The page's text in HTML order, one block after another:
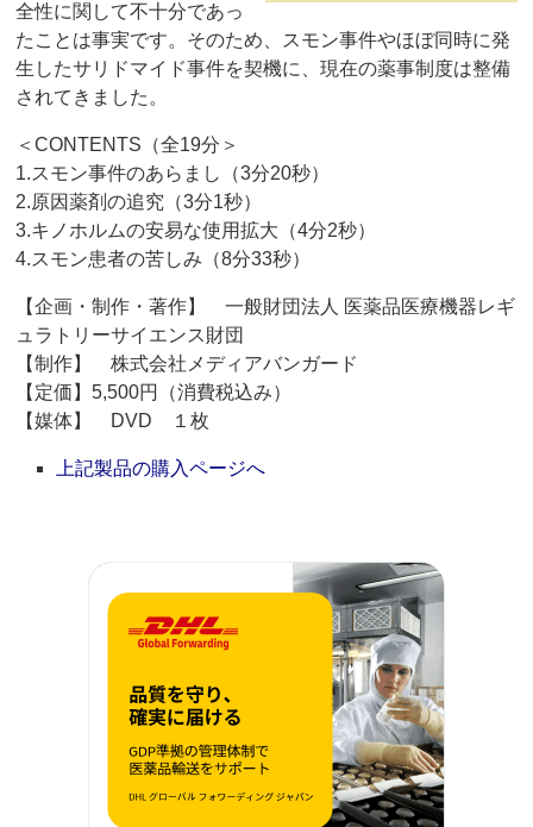
全性に関して不十分であっ
たことは事実です。そのため、スモン事件やほぼ同時に発
生したサリドマイド事件を契機に、現在の薬事制度は整備
されてきました。
＜CONTENTS（全19分＞
1.スモン事件のあらまし（3分20秒）
2.原因薬剤の追究（3分1秒）
3.キノホルムの安易な使用拡大（4分2秒）
4.スモン患者の苦しみ（8分33秒）
【企画・制作・著作】 一般財団法人 医薬品医療機器レギ
ュラトリーサイエンス財団
【制作】 株式会社メディアバンガード
【定価】5,500円（消費税込み）
【媒体】 DVD １枚
上記製品の購入ページへ